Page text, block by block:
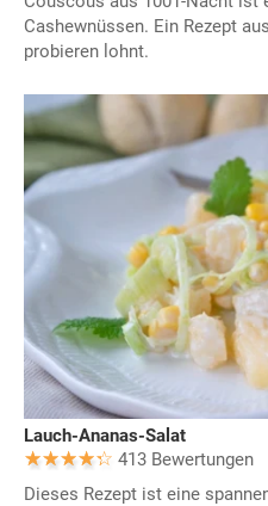
Cashewnüssen. Ein Rezept
probieren lohnt.
Lauch-Ananas-Salat
413 Bewertungen
Dieses Rezept ist eine